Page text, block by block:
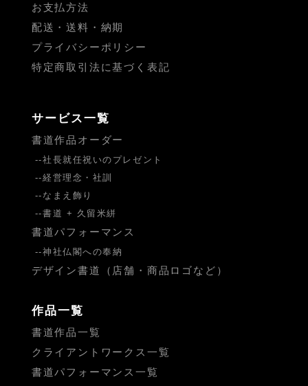
お支払方法
配送・送料・納期
プライバシーポリシー
特定商取引法に基づく表記
サービス一覧
書道作品オーダー
社長就任祝いのプレゼント
経営理念・社訓
なまえ飾り
書道 + 久留米絣
書道パフォーマンス
神社仏閣への奉納
デザイン書道（店舗・商品ロゴなど）
作品一覧
書道作品一覧
クライアントワークス一覧
書道パフォーマンス一覧